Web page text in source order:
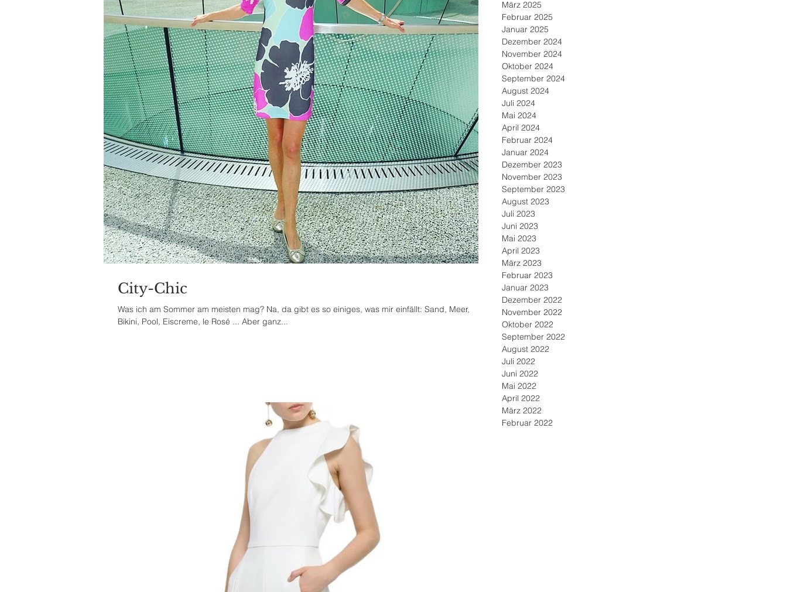
City-Chic
Was ich am Sommer am meisten mag? Na, da gibt es so einiges, was mir einfällt: Sand, Meer,
Bikini, Pool, Eiscreme, le Rosé ... Aber ganz...
März 2025
Februar 2025
Januar 2025
Dezember 2024
November 2024
Oktober 2024
September 2024
August 2024
Juli 2024
Mai 2024
April 2024
Februar 2024
Januar 2024
Dezember 2023
November 2023
September 2023
August 2023
Juli 2023
Juni 2023
Mai 2023
April 2023
März 2023
Februar 2023
Januar 2023
Dezember 2022
November 2022
Oktober 2022
September 2022
August 2022
Juli 2022
Juni 2022
Mai 2022
April 2022
März 2022
Februar 2022